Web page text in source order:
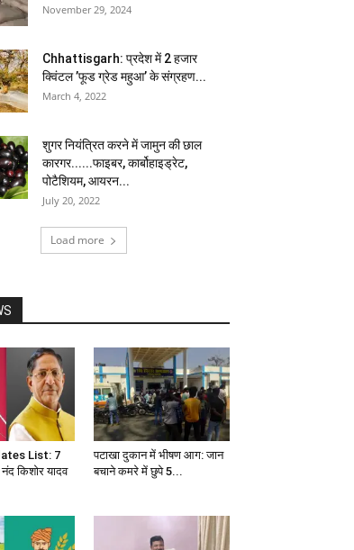
November 29, 2024
Chhattisgarh: प्रदेश में 2 हजार
क्विंटल ’फूड ग्रेड महुआ’ के संग्रहण...
March 4, 2022
शुगर नियंत्रित करने में जामुन की छाल
कारगर......फाइबर, कार्बोहाइड्रेट,
पोटैशियम, आयरन...
July 20, 2022
Load more
List: 7
किशोर यादव
पटाखा दुकान में भीषण आग: जान
बचाने कमरे में छुपे 5...